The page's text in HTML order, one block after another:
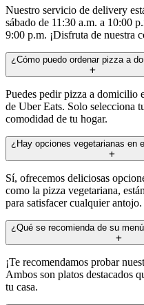
Nuestro servicio de delivery
sábado de 11:30 a.m. a 10:00
9:00 p.m. ¡Disfruta de nuestra
¿Cómo puedo ordenar pizza a
Puedes pedir pizza a domicilio
de Uber Eats. Solo selecciona
comodidad de tu hogar.
¿Hay opciones vegetarianas en
Sí, ofrecemos deliciosas
como la pizza vegetariana,
para satisfacer cualquier antojo.
¿Qué se recomienda de su
¡Te recomendamos probar
Ambos son platos destacados
tu casa.